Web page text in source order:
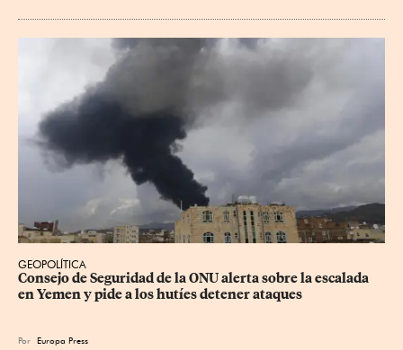
GEOPOLÍTICA
Consejo de Seguridad de la ONU alerta sobre la escalada
en Yemen y pide a los hutíes detener ataques
Por Europa Press